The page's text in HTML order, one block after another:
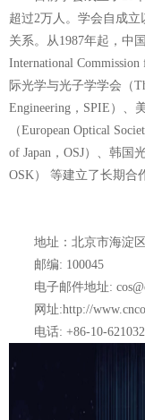
超过2万人。学会自成
关系。从1987年起，中
International
际光学与光子学学会（
Engineering，SPIE）、
（European Optical
of Japan，OSJ）、韩国
OSK） 等建立了长期合
地址：北京市海淀
邮编: 100045
电子邮件地址:
网址:http://
电话: +86-10-